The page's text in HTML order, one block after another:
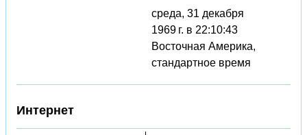
среда, 31 декабря
1969 г. в 22:10:43
Восточная Америка,
стандартное время
Интернет